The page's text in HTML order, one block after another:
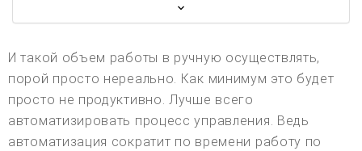
И такой объем работы в ручную осуществлять,
порой просто нереально. Как минимум это будет
просто не продуктивно. Лучше всего
автоматизировать процесс управления. Ведь
автоматизация сократит по времени работу по